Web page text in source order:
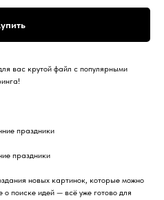
вас крутой файл с популярными
праздники
праздники
новых картинок, которые можно
поиске идей — всё уже готово для